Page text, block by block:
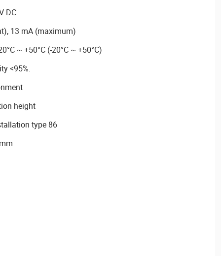
DC
13 mA (maximum)
~ +50°C (-20°C ~ +50°C)
<95%.
height
type 86